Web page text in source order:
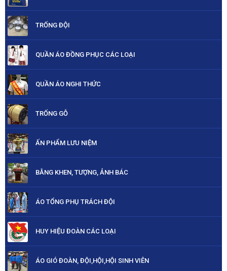
TRỐNG ĐỘI
QUẦN ÁO ĐỒNG PHỤC CÁC LOẠI
QUẦN ÁO NGHI THỨC
TRỐNG GỖ
ẤN PHẨM LƯU NIỆM
BẰNG KHEN, TƯỢNG, ẢNH BÁC
ÁO TỔNG PHỤ TRÁCH ĐỘI
HUY HIỆU ĐOÀN CÁC LOẠI
ÁO GIÓ ĐOÀN, ĐỘI,HỘI,HỘI SINH VIÊN